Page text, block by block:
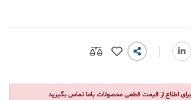
اطلاع از قیمت قطعی محصولات باما تماس بگیرید